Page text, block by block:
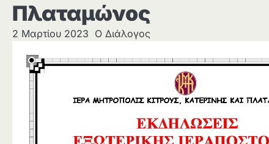
Πλαταμώνος
2 Μαρτίου 2023 Ο Διάλογος